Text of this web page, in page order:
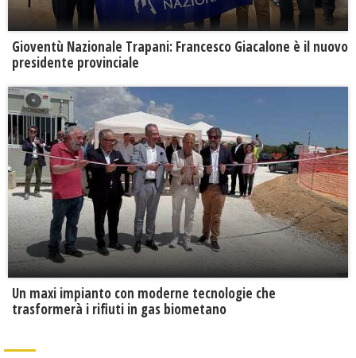
Gioventù Nazionale Trapani: Francesco Giacalone è il nuovo
presidente provinciale
Un maxi impianto con moderne tecnologie che
trasformerà i rifiuti in gas biometano